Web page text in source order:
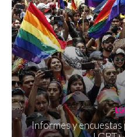
Informes y